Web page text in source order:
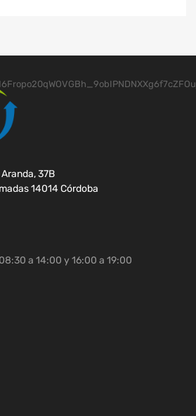
37B
14014 Córdoba
a 14:00 y 16:00 a 19:00